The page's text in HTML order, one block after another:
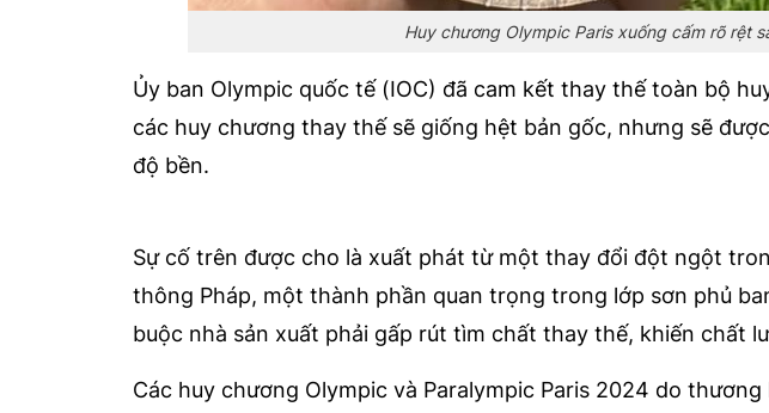
Huy chương Olympic Paris xuống cấm rõ rệt
Ủy ban Olympic quốc tế (IOC) đã cam kết thay thế toàn bộ
các huy chương thay thế sẽ giống hệt bản gốc, nhưng sẽ
độ bền.
Sự cố trên được cho là xuất phát từ một thay đổi đột ngột
thông Pháp, một thành phần quan trọng trong lớp sơn phủ
buộc nhà sản xuất phải gấp rút tìm chất thay thế, khiến chất
Các huy chương Olympic và Paralympic Paris 2024 do